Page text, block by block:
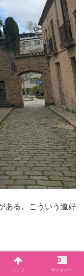
ある。こういう道好
トップ サイドバー